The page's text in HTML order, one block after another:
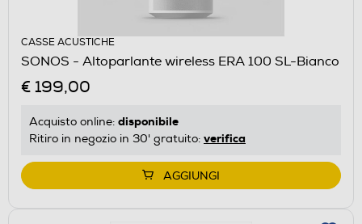
CASSE ACUSTICHE
SONOS - Altoparlante wireless ERA 100 SL-Bianco
€ 199,00
Acquisto online: disponibile
Ritiro in negozio in 30' gratuito: verifica
AGGIUNGI